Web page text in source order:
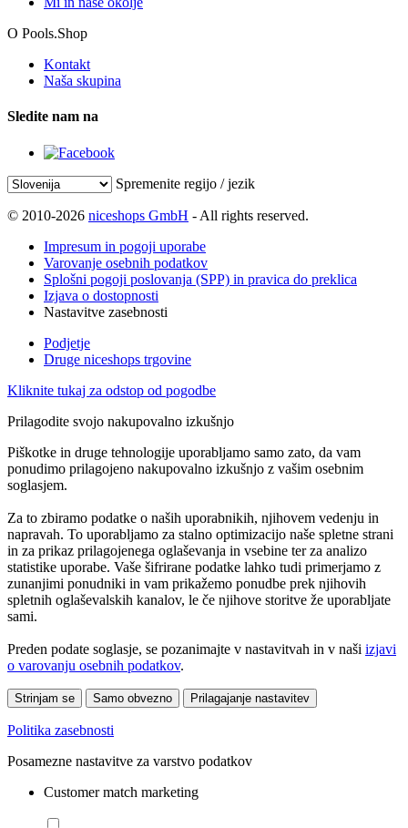
O Pools.Shop
Kontakt
Naša skupina
Sledite nam na
Spremenite regijo / jezik
© 2010-2026 niceshops GmbH - All rights reserved.
Impresum in pogoji uporabe
Varovanje osebnih podatkov
Splošni pogoji poslovanja (SPP) in pravica do preklica
Izjava o dostopnosti
Nastavitve zasebnosti
Podjetje
Druge niceshops trgovine
Kliknite tukaj za odstop od pogodbe
Prilagodite svojo nakupovalno izkušnjo
Piškotke in druge tehnologije uporabljamo samo zato, da vam
ponudimo prilagojeno nakupovalno izkušnjo z vašim osebnim
soglasjem.
Za to zbiramo podatke o naših uporabnikih, njihovem vedenju in
napravah. To uporabljamo za stalno optimizacijo naše spletne strani
in za prikaz prilagojenega oglaševanja in vsebine ter za analizo
statistike uporabe. Vaše šifrirane podatke lahko tudi primerjamo z
zunanjimi ponudniki in vam prikažemo ponudbe prek njihovih
spletnih oglaševalskih kanalov, le če njihove storitve že uporabljate
sami.
Preden podate soglasje, se pozanimajte v nastavitvah in v naši izjavi
o varovanju osebnih podatkov.
Strinjam se Samo obvezno Prilagajanje nastavitev
Politika zasebnosti
Posamezne nastavitve za varstvo podatkov
Customer match marketing